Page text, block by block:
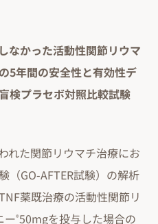
なかった活動性関節リウマ
5年間の安全性と有効性デ
検プラセボ対照比較試験
れた関節リウマチ治療にお
GO-AFTER試験）の解析
薬既治療の活動性関節リ
ー®50mgを投与した場合の